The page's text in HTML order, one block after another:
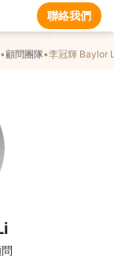
聯絡我們
•顧問團隊•李冠輝 Baylor